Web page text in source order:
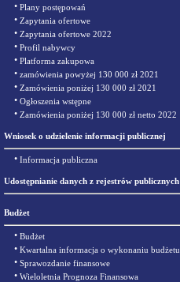
• Plany postępowań
• Zapytania ofertowe
• Zapytania ofertowe 2022
• Profil nabywcy
• Platforma zakupowa
• zamówienia powyżej 130 000 zł 2021
• Zamówienia poniżej 130 000 zł 2021
• Ogłoszenia wstępne
• Zamówienia poniżej 130 000 zł netto 2022
Wniosek o udzielenie informacji publicznej
• Informacja publiczna
Udostępnianie danych z rejestrów publicznych
Budżet
• Budżet
• Kwartalna informacja o wykonaniu budżetu
• Sprawozdanie finansowe
• Wieloletnia Prognoza Finansowa